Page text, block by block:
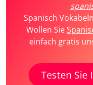
Spanisch
Wollen Sie
einfach gratis
Testen Sie